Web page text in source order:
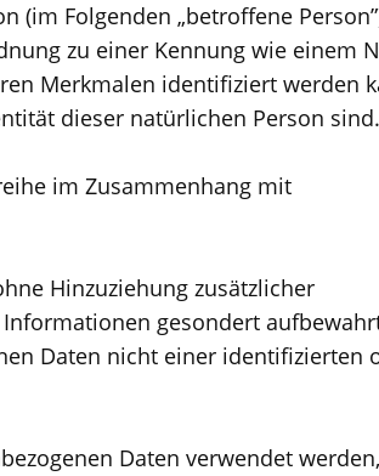
(im Folgenden „betroffene
zu einer Kennung wie einem
Merkmalen identifiziert werden
dieser natürlichen Person sind.
im Zusammenhang mit
Hinzuziehung zusätzlicher
gesondert
Daten nicht einer identifizierten
Daten verwendet